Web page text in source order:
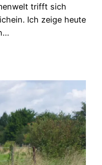
trifft sich
Ich zeige heute